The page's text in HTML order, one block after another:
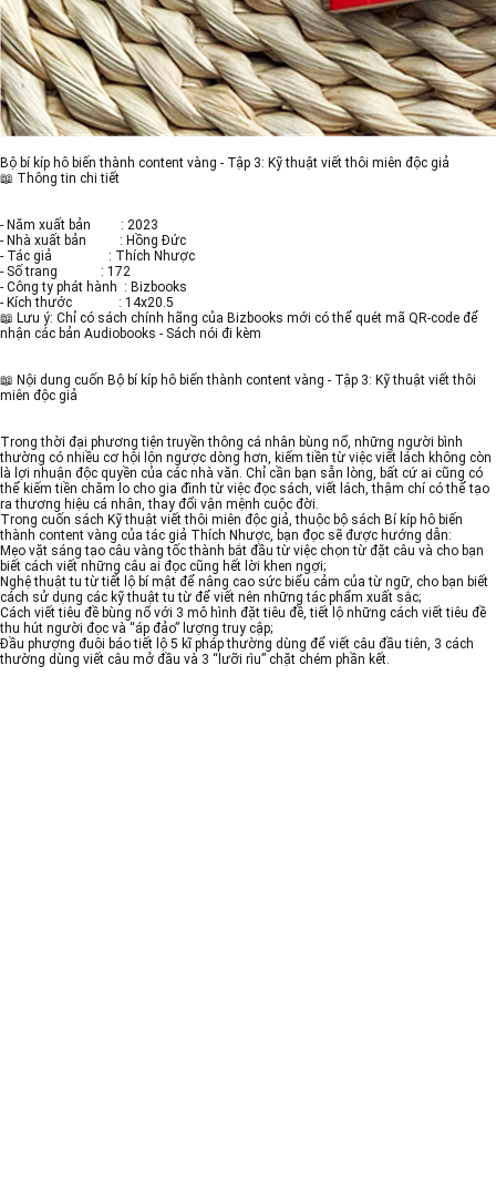
Bộ bí kíp hô biến thành content vàng - Tập 3: Kỹ thuật viết thôi miên độc giả
📖 Thông tin chi tiết
- Năm xuất bản : 2023
- Nhà xuất bản : Hồng Đức
- Tác giả : Thích Nhược
- Số trang : 172
- Công ty phát hành : Bizbooks
- Kích thước : 14x20.5
📖 Lưu ý: Chỉ có sách chính hãng của Bizbooks mới có thể quét mã QR-code để
nhận các bản Audiobooks - Sách nói đi kèm
📖 Nội dung cuốn Bộ bí kíp hô biến thành content vàng - Tập 3: Kỹ thuật viết thôi
miên độc giả
Trong thời đại phương tiện truyền thông cá nhân bùng nổ, những người bình
thường có nhiều cơ hội lộn ngược dòng hơn, kiếm tiền từ việc viết lách không còn
là lợi nhuận độc quyền của các nhà văn. Chỉ cần bạn sẵn lòng, bất cứ ai cũng có
thể kiếm tiền chăm lo cho gia đình từ việc đọc sách, viết lách, thậm chí có thể tạo
ra thương hiệu cá nhân, thay đổi vận mệnh cuộc đời.
Trong cuốn sách Kỹ thuật viết thôi miên độc giả, thuộc bộ sách Bí kíp hô biến
thành content vàng của tác giả Thích Nhược, bạn đọc sẽ được hướng dẫn:
Mẹo vặt sáng tạo câu vàng tốc thành bắt đầu từ việc chọn từ đặt câu và cho bạn
biết cách viết những câu ai đọc cũng hết lời khen ngợi;
Nghệ thuật tu từ tiết lộ bí mật để nâng cao sức biểu cảm của từ ngữ, cho bạn biết
cách sử dụng các kỹ thuật tu từ để viết nên những tác phẩm xuất sắc;
Cách viết tiêu đề bùng nổ với 3 mô hình đặt tiêu đề, tiết lộ những cách viết tiêu đề
thu hút người đọc và “áp đảo” lượng truy cập;
Đầu phượng đuôi báo tiết lộ 5 kĩ pháp thường dùng để viết câu đầu tiên, 3 cách
thường dùng viết câu mở đầu và 3 “lưỡi rìu” chặt chém phần kết.